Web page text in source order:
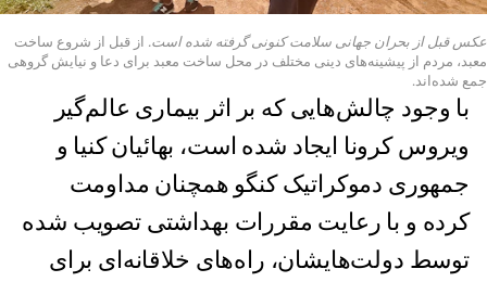
عکس قبل از بحران جهانی سلامت کنونی گرفته شده است. از قبل از شروع ساخت
معبد، مردم از پیشینه‌های دینی مختلف در محل ساخت معبد برای دعا و نیایش گروهی
جمع شده‌اند.
با وجود چالش‌هایی که بر اثر بیماری عالم‌‌گیر
ویروس کرونا ایجاد شده ‌است، بهائیان کنیا و
جمهوری دموکراتیک کنگو همچنان مداومت
کرده و با رعایت مقررات بهداشتی تصویب شده
توسط دولت‌هایشان، راه‌های خلاقانه‌ای برای